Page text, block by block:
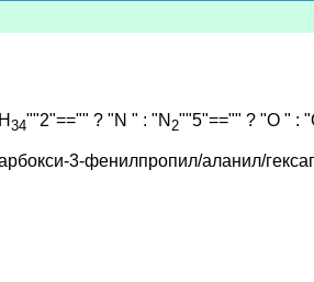
34""2"=="" ? "N " : "N 2""5"=="" ? "O " :
3-фенилпропил/аланил/